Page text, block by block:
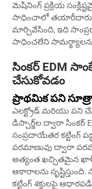
మెషినింగ్ ప్రక్రియ
సాధించాలో తయారీదారుల
మార్చివేసింది, ఇది
సాధించలేని సామర్థ్యాలను
సింకర్ EDM
చేసుకోవడం
ప్రాథమిక పని
ఎలక్ట్రోడ్ మరియు పని
డిస్చార్జ్‌ల ద్వారా సింకర్
సంప్రదాయేతర కట్టింగ్
పరమాణువు ద్వారా
అత్యంత ఖచ్చితమైన
ఆకారాలను
కట్టింగ్ శక్తులపై ఆధారపడి